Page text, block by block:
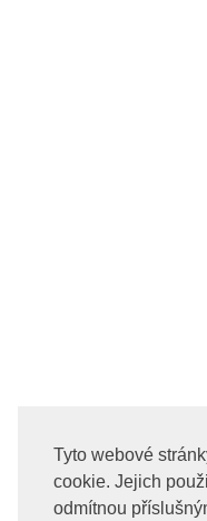
Tyto webové
cookie. Jejich
odmítnou